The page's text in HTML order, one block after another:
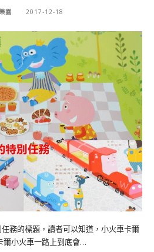
園 2017-12-18
務的標題，讀者可以知道，小火車卡爾
爾小火車一路上到底會…